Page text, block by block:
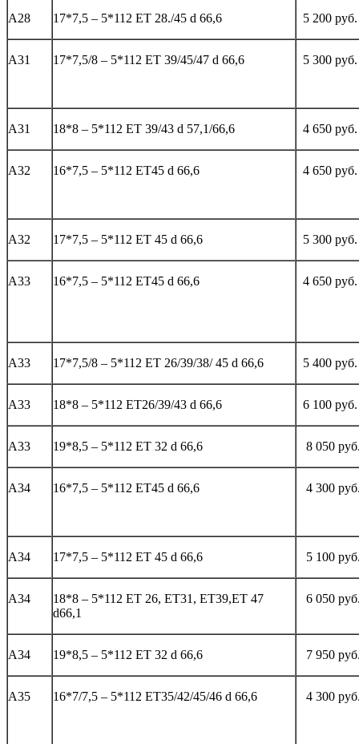
А28 17*7,5 – 5*112 ЕТ 28./45 d 66,6 5 200 руб.
А31 17*7,5/8 – 5*112 ЕТ 39/45/47 d 66,6 5 300 руб.
А31 18*8 – 5*112 ЕТ 39/43 d 57,1/66,6 4 650 руб.
А32 16*7,5 – 5*112 ЕТ45 d 66,6 4 650 руб.
А32 17*7,5 – 5*112 ЕТ 45 d 66,6 5 300 руб.
А33 16*7,5 – 5*112 ЕТ45 d 66,6 4 650 руб.
А33 17*7,5/8 – 5*112 ЕТ 26/39/38/ 45 d 66,6 5 400 руб.
А33 18*8 – 5*112 ЕТ26/39/43 d 66,6 6 100 руб.
А33 19*8,5 – 5*112 ЕТ 32 d 66,6 8 050
А34 16*7,5 – 5*112 ЕТ45 d 66,6 4 300
А34 17*7,5 – 5*112 ЕТ 45 d 66,6 5 100
А34
18*8 – 5*112 ЕТ 26, ЕТ31, ЕТ39,ЕТ 47
d66,1
6 050
А34 19*8,5 – 5*112 ЕТ 32 d 66,6 7 950
А35 16*7/7,5 – 5*112 ЕТ35/42/45/46 d 66,6 4 300